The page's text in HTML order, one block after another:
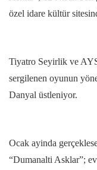
özel idare kültür
Tiyatro Seyirlik ve
sergilenen oyunun
Danyal üstleniyor.
Ocak ayinda
“Dumanalti Asklar”;